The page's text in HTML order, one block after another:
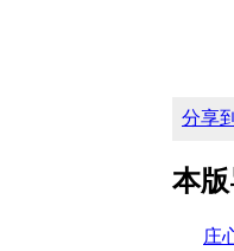
分享
本
庄